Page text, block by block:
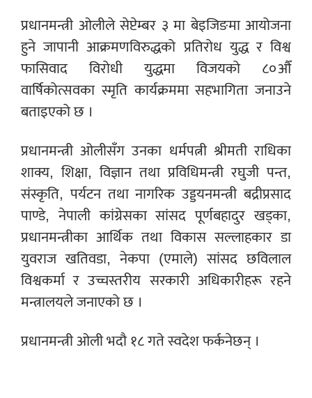
प्रधानमन्त्री ओलीले सेप्टेम्बर ३ मा बेइजिङमा आयोजना
हुने जापानी आक्रमणविरुद्धको प्रतिरोध युद्ध र विश्व
फासिवाद विरोधी युद्धमा विजयको ८०औँ
वार्षिकोत्सवका स्मृति कार्यक्रममा सहभागिता जनाउने
बताइएको छ ।
प्रधानमन्त्री ओलीसँग उनका धर्मपत्नी श्रीमती राधिका
शाक्य, शिक्षा, विज्ञान तथा प्रविधिमन्त्री रघुजी पन्त,
संस्कृति, पर्यटन तथा नागरिक उड्डयनमन्त्री बद्रीप्रसाद
पाण्डे, नेपाली कांग्रेसका सांसद पूर्णबहादुर खड्का,
प्रधानमन्त्रीका आर्थिक तथा विकास सल्लाहकार डा
युवराज खतिवडा, नेकपा (एमाले) सांसद छविलाल
विश्वकर्मा र उच्चस्तरीय सरकारी अधिकारीहरू रहने
मन्त्रालयले जनाएको छ ।
प्रधानमन्त्री ओली भदौ १८ गते स्वदेश फर्कनेछन् ।